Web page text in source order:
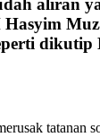
aliran
tatanan